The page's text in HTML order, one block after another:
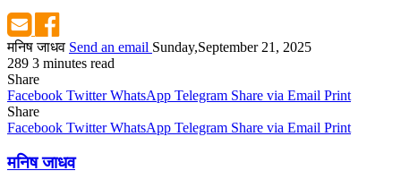
मनिष जाधव Send an email Sunday,September 21, 2025
289 3 minutes read
Share
Facebook Twitter WhatsApp Telegram Share via Email Print
Share
Facebook Twitter WhatsApp Telegram Share via Email Print
मनिष जाधव